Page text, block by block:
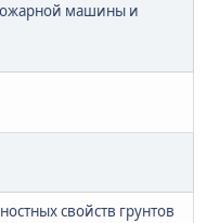
машины и
свойств грунтов